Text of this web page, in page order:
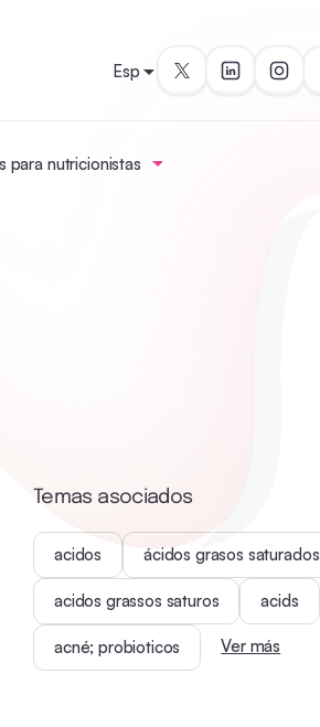
para nutricionistas
Esp
Temas asociados
acidos ácidos grasos saturados
acidos grassos saturos acids
acné; probioticos Ver más